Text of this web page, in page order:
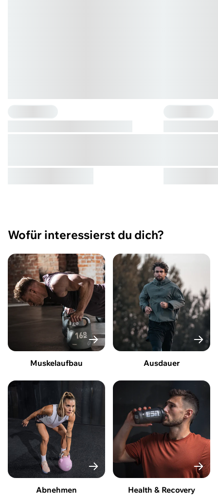
Wofür interessierst du dich?
Muskelaufbau Ausdauer
Abnehmen Health & Recovery